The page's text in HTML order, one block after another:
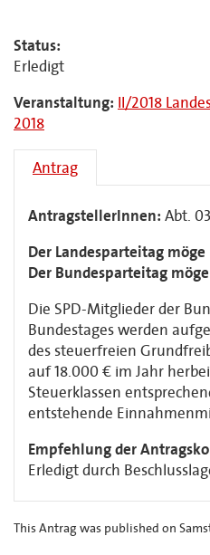
Status:
Erledigt
Veranstaltung: II/2018
2018
Antrag
AntragstellerInnen: Abt.
Der Landesparteitag
Der Bundesparteitag
Die SPD-Mitglieder der
Bundestages werden
des steuerfreien
auf 18.000 € im Jahr
Steuerklassen
entstehende
Empfehlung der
Erledigt durch
This Antrag was published on